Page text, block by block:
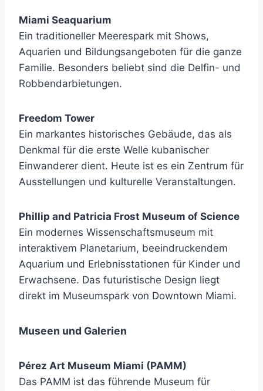
Miami Seaquarium
Ein traditioneller Meerespark mit Shows,
Aquarien und Bildungsangeboten für die ganze
Familie. Besonders beliebt sind die Delfin- und
Robbendarbietungen.
Freedom Tower
Ein markantes historisches Gebäude, das als
Denkmal für die erste Welle kubanischer
Einwanderer dient. Heute ist es ein Zentrum für
Ausstellungen und kulturelle Veranstaltungen.
Phillip and Patricia Frost Museum of Science
Ein modernes Wissenschaftsmuseum mit
interaktivem Planetarium, beeindruckendem
Aquarium und Erlebnisstationen für Kinder und
Erwachsene. Das futuristische Design liegt
direkt im Museumspark von Downtown Miami.
Museen und Galerien
Pérez Art Museum Miami (PAMM)
Das PAMM ist das führende Museum für